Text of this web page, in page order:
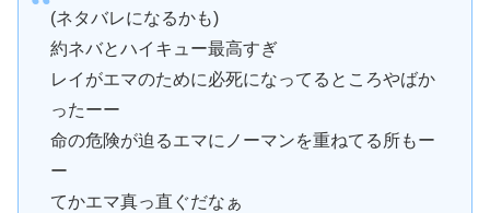
(ネタバレになるかも)
約ネバとハイキュー最高すぎ
レイがエマのために必死になってるところやばか
ったーー
命の危険が迫るエマにノーマンを重ねてる所もー
ー
てかエマ真っ直ぐだなぁ